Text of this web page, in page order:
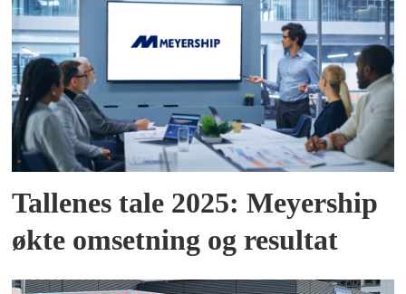
Tallenes tale 2025: Meyership
økte omsetning og resultat